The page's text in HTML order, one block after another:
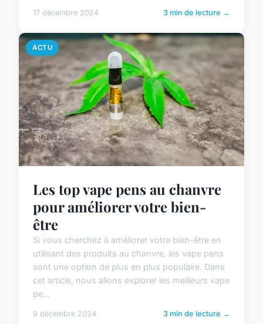
17 décembre 2024 3 min de lecture →
ACTU
Les top vape pens au chanvre
pour améliorer votre bien-
être
Si vous cherchez à améliorer votre bien-être en
utilisant des produits au chanvre, les vape pens
sont une option de plus en plus populaire. Dans
cet article, nous allons explorer les meilleurs vape
pe...
9 décembre 2024 3 min de lecture →